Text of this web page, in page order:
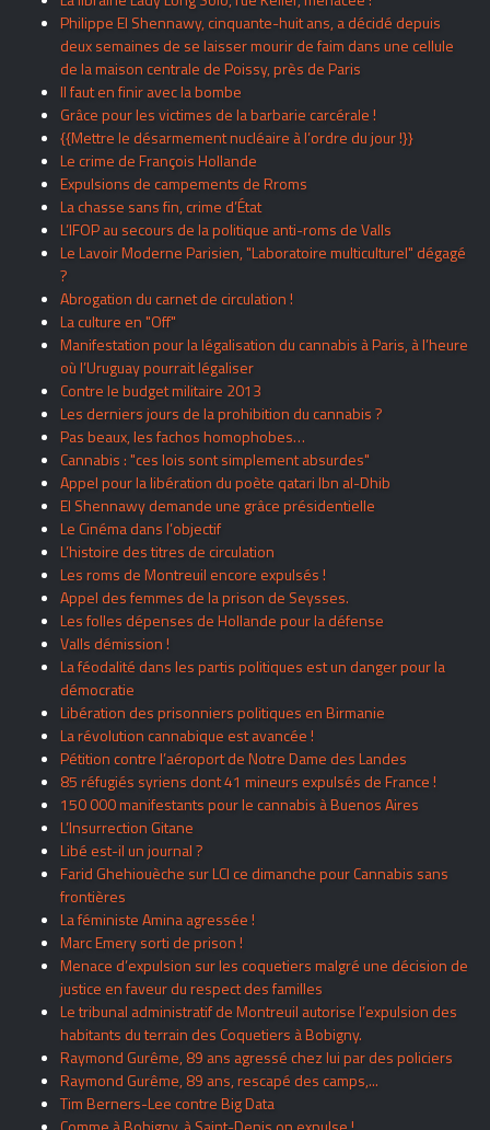
Philippe El Shennawy, cinquante-huit ans, a décidé depuis
deux semaines de se laisser mourir de faim dans une cellule
de la maison centrale de Poissy, près de Paris
Il faut en finir avec la bombe
Grâce pour les victimes de la barbarie carcérale !
{{Mettre le désarmement nucléaire à l’ordre du jour !}}
Le crime de François Hollande
Expulsions de campements de Rroms
La chasse sans fin, crime d’État
L’IFOP au secours de la politique anti-roms de Valls
Le Lavoir Moderne Parisien, "Laboratoire multiculturel" dégagé
?
Abrogation du carnet de circulation !
La culture en "Off"
Manifestation pour la légalisation du cannabis à Paris, à l’heure
où l’Uruguay pourrait légaliser
Contre le budget militaire 2013
Les derniers jours de la prohibition du cannabis ?
Pas beaux, les fachos homophobes…
Cannabis : "ces lois sont simplement absurdes"
Appel pour la libération du poète qatari Ibn al-Dhib
El Shennawy demande une grâce présidentielle
Le Cinéma dans l’objectif
L’histoire des titres de circulation
Les roms de Montreuil encore expulsés !
Appel des femmes de la prison de Seysses.
Les folles dépenses de Hollande pour la défense
Valls démission !
La féodalité dans les partis politiques est un danger pour la
démocratie
Libération des prisonniers politiques en Birmanie
La révolution cannabique est avancée !
Pétition contre l’aéroport de Notre Dame des Landes
85 réfugiés syriens dont 41 mineurs expulsés de France !
150 000 manifestants pour le cannabis à Buenos Aires
L’Insurrection Gitane
Libé est-il un journal ?
Farid Ghehiouèche sur LCI ce dimanche pour Cannabis sans
frontières
La féministe Amina agressée !
Marc Emery sorti de prison !
Menace d’expulsion sur les coquetiers malgré une décision de
justice en faveur du respect des familles
Le tribunal administratif de Montreuil autorise l’expulsion des
habitants du terrain des Coquetiers à Bobigny.
Raymond Gurême, 89 ans agressé chez lui par des policiers
Raymond Gurême, 89 ans, rescapé des camps,...
Tim Berners-Lee contre Big Data